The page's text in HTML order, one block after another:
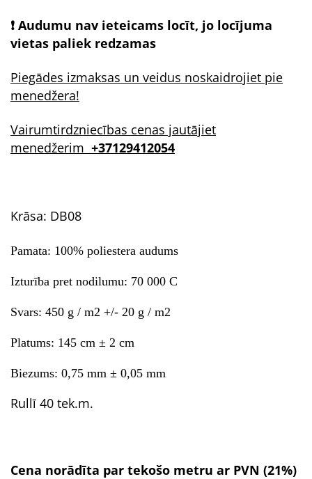
❗ Audumu nav ieteicams locīt, jo locījuma
vietas paliek redzamas
Piegādes izmaksas un veidus noskaidrojiet pie
menedžera!
Vairumtirdzniecības cenas jautājiet
menedžerim +37129412054
Krāsa: DB08
Pamata: 100% poliestera audums
Izturība pret nodilumu: 70 000 C
Svars: 450 g / m2 +/- 20 g / m2
Platums: 145 cm ± 2 cm
Biezums: 0,75 mm ± 0,05 mm
Rullī 40 tek.m.
Cena norādīta par tekošo metru ar PVN (21%)